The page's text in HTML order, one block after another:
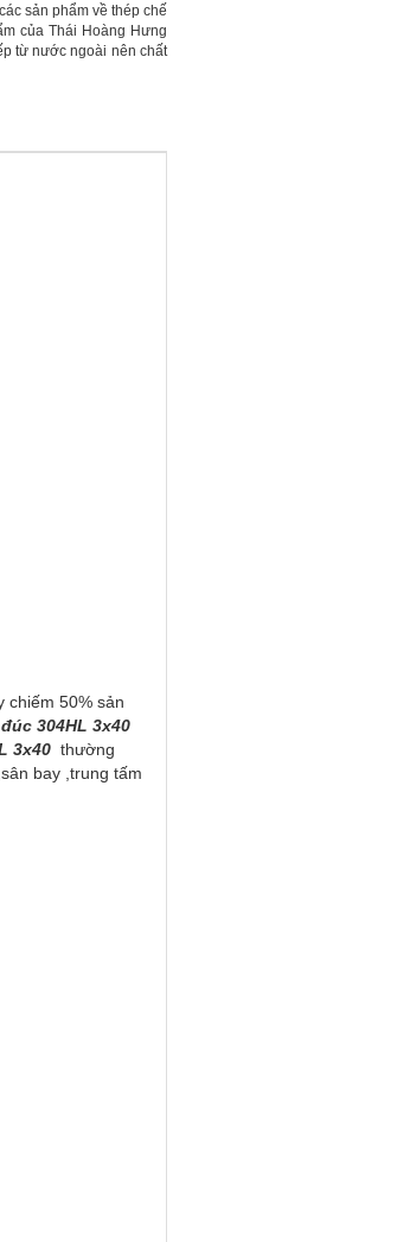
sản phẩm về thép chế
của Thái Hoàng Hưng
từ nước ngoài nên chất
chiếm 50% sản
304HL 3x40
3x40 thường
bay ,trung tấm